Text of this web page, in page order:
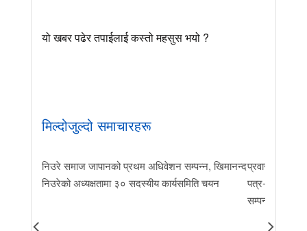
यो खबर पढेर तपाईलाई कस्तो महसुस भयो ?
मिल्दोजुल्दो समाचारहरू
निउरे समाज जापानको प्रथम अधिवेशन सम्पन्न, खिमानन्द
निउरेको अध्यक्षतामा ३० सदस्यीय कार्यसमिति चयन
प्रवास र
पत्र-२०२६
सम्पन्न